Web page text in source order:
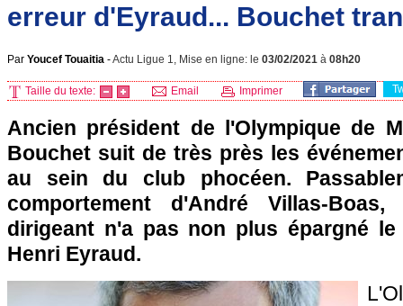
erreur d'Eyraud... Bouchet
Par Youcef Touaitia -Actu Ligue 1, Mise en ligne: le 03/02/2021 à 08h20
Taille du texte: Email Imprimer
Ancien président de l'Olympique de
Bouchet suit de très près les
au sein du club phocéen.
comportement d'André Villas-
dirigeant n'a pas non plus épargné le
Henri Eyraud.